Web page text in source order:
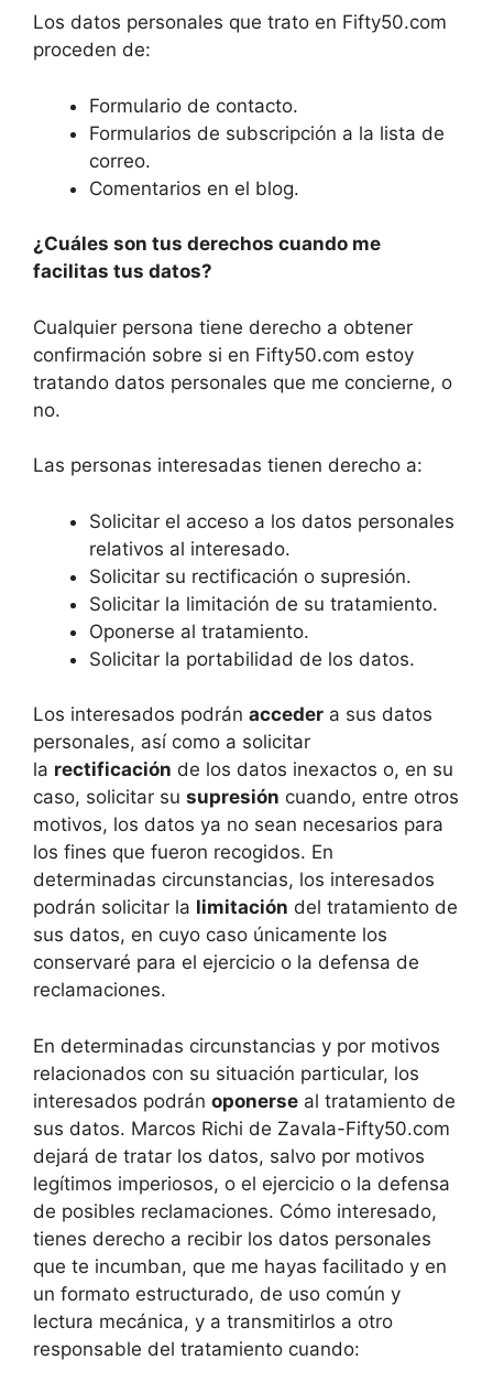
Los datos personales que trato en Fifty50.com
proceden de:
Formulario de contacto.
Formularios de subscripción a la lista de
correo.
Comentarios en el blog.
¿Cuáles son tus derechos cuando me
facilitas tus datos?
Cualquier persona tiene derecho a obtener
confirmación sobre si en Fifty50.com estoy
tratando datos personales que me concierne, o
no.
Las personas interesadas tienen derecho a:
Solicitar el acceso a los datos personales
relativos al interesado.
Solicitar su rectificación o supresión.
Solicitar la limitación de su tratamiento.
Oponerse al tratamiento.
Solicitar la portabilidad de los datos.
Los interesados podrán acceder a sus datos
personales, así como a solicitar
la rectificación de los datos inexactos o, en su
caso, solicitar su supresión cuando, entre otros
motivos, los datos ya no sean necesarios para
los fines que fueron recogidos. En
determinadas circunstancias, los interesados
podrán solicitar la limitación del tratamiento de
sus datos, en cuyo caso únicamente los
conservaré para el ejercicio o la defensa de
reclamaciones.
En determinadas circunstancias y por motivos
relacionados con su situación particular, los
interesados podrán oponerse al tratamiento de
sus datos. Marcos Richi de Zavala-Fifty50.com
dejará de tratar los datos, salvo por motivos
legítimos imperiosos, o el ejercicio o la defensa
de posibles reclamaciones. Cómo interesado,
tienes derecho a recibir los datos personales
que te incumban, que me hayas facilitado y en
un formato estructurado, de uso común y
lectura mecánica, y a transmitirlos a otro
responsable del tratamiento cuando: